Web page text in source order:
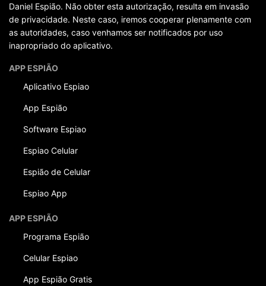
Daniel Espião. Não obter esta autorização, resulta em invasão
de privacidade. Neste caso, iremos cooperar plenamente com
as autoridades, caso venhamos ser notificados por uso
inapropriado do aplicativo.
APP ESPIÃO
Aplicativo Espiao
App Espião
Software Espiao
Espiao Celular
Espião de Celular
Espiao App
APP ESPIÃO
Programa Espião
Celular Espiao
App Espião Gratis